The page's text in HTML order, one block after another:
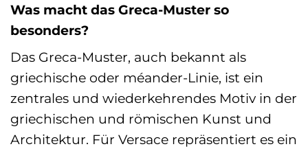
Was macht das Greca-Muster so
besonders?
Das Greca-Muster, auch bekannt als
griechische oder méander-Linie, ist ein
zentrales und wiederkehrendes Motiv in der
griechischen und römischen Kunst und
Architektur. Für Versace repräsentiert es ein